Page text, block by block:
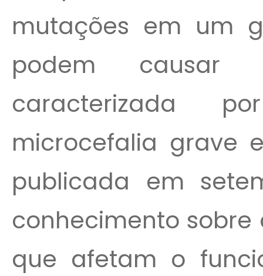
mutações em um
podem causar
caracterizada
microcefalia grave
publicada em
conhecimento
que afetam o